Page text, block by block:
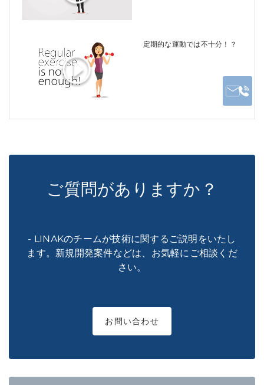
定期的な運動では不十分！？
ご質問がありますか？
- LINAKのチームが技術に関するご説明をいたし
ます。新規開発案件などは、お気軽にご相談くだ
さい。
お問い合わせ